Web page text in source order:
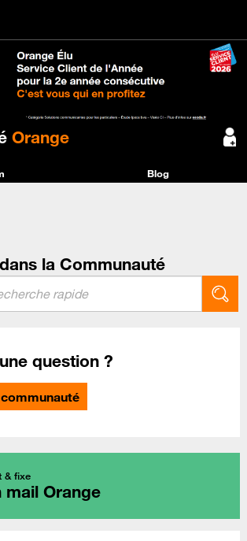
Orange
Blog
la Communauté
question ?
& fixe
mail Orange